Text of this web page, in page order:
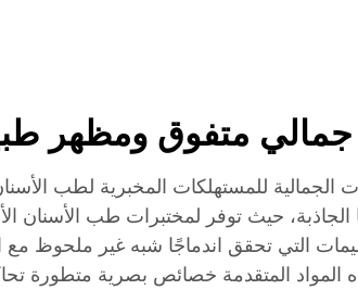
جمالي متفوق ومظهر
الجمالية للمستهلكات المخبرية لطب
الجاذبة، حيث توفر لمختبرات طب الأسنان
التي تحقق اندماجًا شبه غير ملحوظ مع
المواد المتقدمة خصائص بصرية متطورة